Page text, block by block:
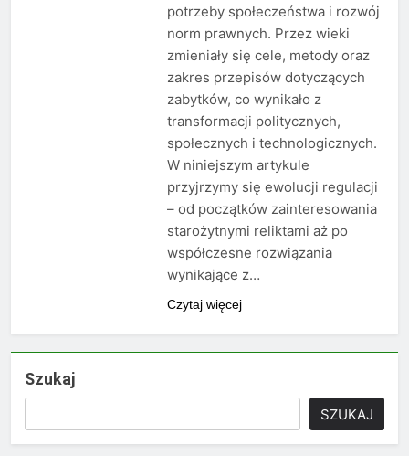
potrzeby społeczeństwa i rozwój
norm prawnych. Przez wieki
zmieniały się cele, metody oraz
zakres przepisów dotyczących
zabytków, co wynikało z
transformacji politycznych,
społecznych i technologicznych.
W niniejszym artykule
przyjrzymy się ewolucji regulacji
– od początków zainteresowania
starożytnymi reliktami aż po
współczesne rozwiązania
wynikające z…
Czytaj więcej
Szukaj
SZUKAJ